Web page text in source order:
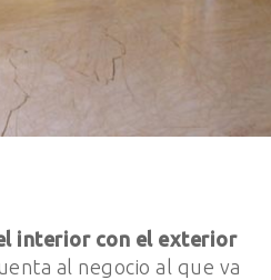
interior con el exterior
al negocio al que va